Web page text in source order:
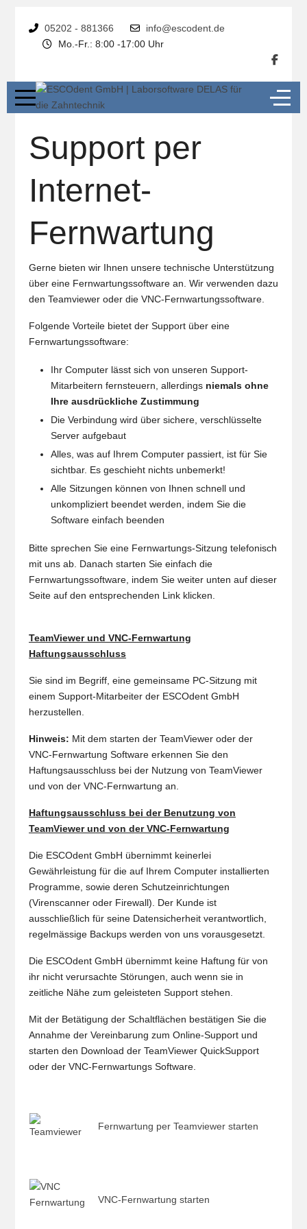
05202 - 881366
info@escodent.de
Mo.-Fr.: 8:00 -17:00 Uhr
Support per
Internet-
Fernwartung
Gerne bieten wir Ihnen unsere technische Unterstützung
über eine Fernwartungssoftware an. Wir verwenden dazu
den Teamviewer oder die VNC-Fernwartungssoftware.
Folgende Vorteile bietet der Support über eine
Fernwartungssoftware:
Ihr Computer lässt sich von unseren Support-
Mitarbeitern fernsteuern, allerdings niemals ohne
Ihre ausdrückliche Zustimmung
Die Verbindung wird über sichere, verschlüsselte
Server aufgebaut
Alles, was auf Ihrem Computer passiert, ist für Sie
sichtbar. Es geschieht nichts unbemerkt!
Alle Sitzungen können von Ihnen schnell und
unkompliziert beendet werden, indem Sie die
Software einfach beenden
Bitte sprechen Sie eine Fernwartungs-Sitzung telefonisch
mit uns ab. Danach starten Sie einfach die
Fernwartungssoftware, indem Sie weiter unten auf dieser
Seite auf den entsprechenden Link klicken.
TeamViewer und VNC-Fernwartung
Haftungsausschluss
Sie sind im Begriff, eine gemeinsame PC-Sitzung mit
einem Support-Mitarbeiter der ESCOdent GmbH
herzustellen.
Hinweis: Mit dem starten der TeamViewer oder der
VNC-Fernwartung Software erkennen Sie den
Haftungsausschluss bei der Nutzung von TeamViewer
und von der VNC-Fernwartung an.
Haftungsausschluss bei der Benutzung von
TeamViewer und von der VNC-Fernwartung
Die ESCOdent GmbH übernimmt keinerlei
Gewährleistung für die auf Ihrem Computer installierten
Programme, sowie deren Schutzeinrichtungen
(Virenscanner oder Firewall). Der Kunde ist
ausschließlich für seine Datensicherheit verantwortlich,
regelmässige Backups werden von uns vorausgesetzt.
Die ESCOdent GmbH übernimmt keine Haftung für von
ihr nicht verursachte Störungen, auch wenn sie in
zeitliche Nähe zum geleisteten Support stehen.
Mit der Betätigung der Schaltflächen bestätigen Sie die
Annahme der Vereinbarung zum Online-Support und
starten den Download der TeamViewer QuickSupport
oder der VNC-Fernwartungs Software.
Fernwartung per Teamviewer starten
VNC-Fernwartung starten